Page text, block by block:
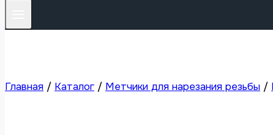
Главная / Каталог / Метчики для нарезания резьбы /